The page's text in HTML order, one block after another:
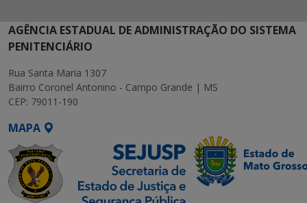
AGÊNCIA ESTADUAL DE ADMINISTRAÇÃO DO SISTEMA
PENITENCIÁRIO
Rua Santa Maria 1307
Bairro Coronel Antonino - Campo Grande | MS
CEP: 79011-190
MAPA